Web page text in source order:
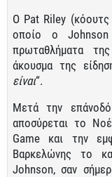
O Pat Riley
οποίο ο
πρωταθλήματα
άκουσμα της
είναι“.
Μετά την
αποσύρεται το
Game και την
Βαρκελώνης το
Johnson, σαν